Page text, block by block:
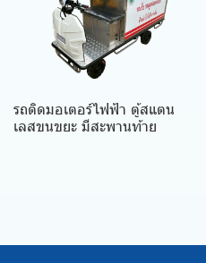
รถติดมอเตอร์ไฟฟ้า ตู้สแตน
เลสขนขยะ มีสะพานท้าย